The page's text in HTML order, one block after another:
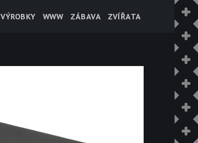
VÝROBKY WWW ZÁBAVA ZVÍŘATA